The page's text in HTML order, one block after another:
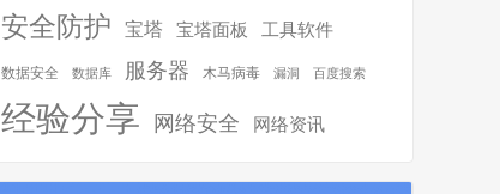
安全防护 宝塔 宝塔面板 工具软件
数据安全 数据库 服务器 木马病毒 漏洞 百度搜索
经验分享 网络安全 网络资讯